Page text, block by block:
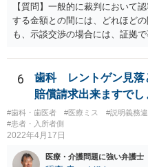
【質問】一般的に裁判において
する金額との間には、どれほど
も、示談交渉の場合には、証拠
程度にはなると思います。
6
歯科 レントゲン見
賠償請求出来ますでし
#歯科・歯医者 #医療ミス #説明義務違
#患者・入所者側
2022年4月17日
医療・介護問題に強い弁護士